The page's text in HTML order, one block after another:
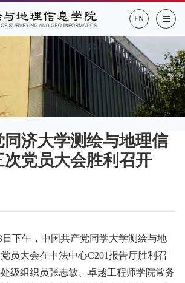
EN
同济大学测绘与地理信
次党员大会胜利召开
日下午，中国共产党同学大学测绘与地
员大会在中法中心C201报告厅胜利召
级组织员张志敏、卓越工程师学院常务